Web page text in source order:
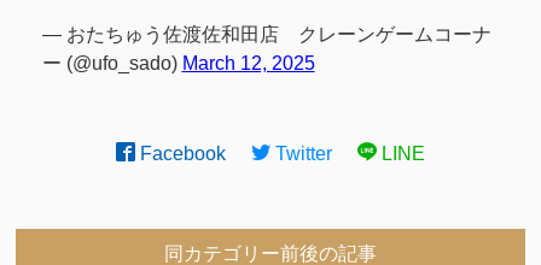
— おたちゅう佐渡佐和田店 クレーンゲームコーナ
ー (@ufo_sado) March 12, 2025
Facebook Twitter LINE
同カテゴリー前後の記事